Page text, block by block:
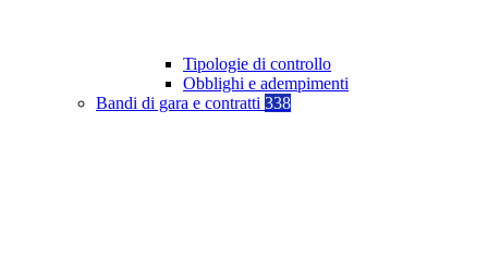
Tipologie di controllo
Obblighi e adempimenti
Bandi di gara e contratti 338